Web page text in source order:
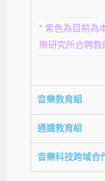
*紫色為目前為
樂研究所合聘教
音樂教育組
通識教育組
音樂科技跨域合